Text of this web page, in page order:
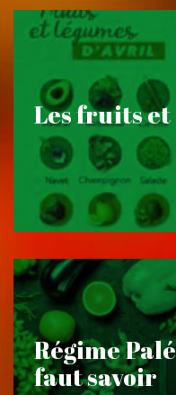
Les fruits et
Régime
faut savoir